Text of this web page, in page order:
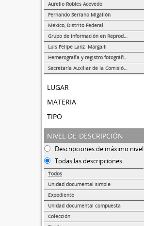
Aurelio Robles Acevedo
Fernando Serrano Migallón
México, Distrito Federal
Grupo de Información en Reproducción Elegida (GIRE)
Luis Felipe Lanz Margalli
Hemerografía y registro fotográfico sobre el conflicto universitario de 1999-2000
Secretaría Auxiliar de la Comisión Organizadora de la Exposición 1929-1979. Autonomía Universitaria UNAM.
lugar
materia
tipo
nivel de descripción
Descripciones de máximo nivel
Todas las descripciones
Todos
Unidad documental simple
Expediente
Unidad documental compuesta
Colección